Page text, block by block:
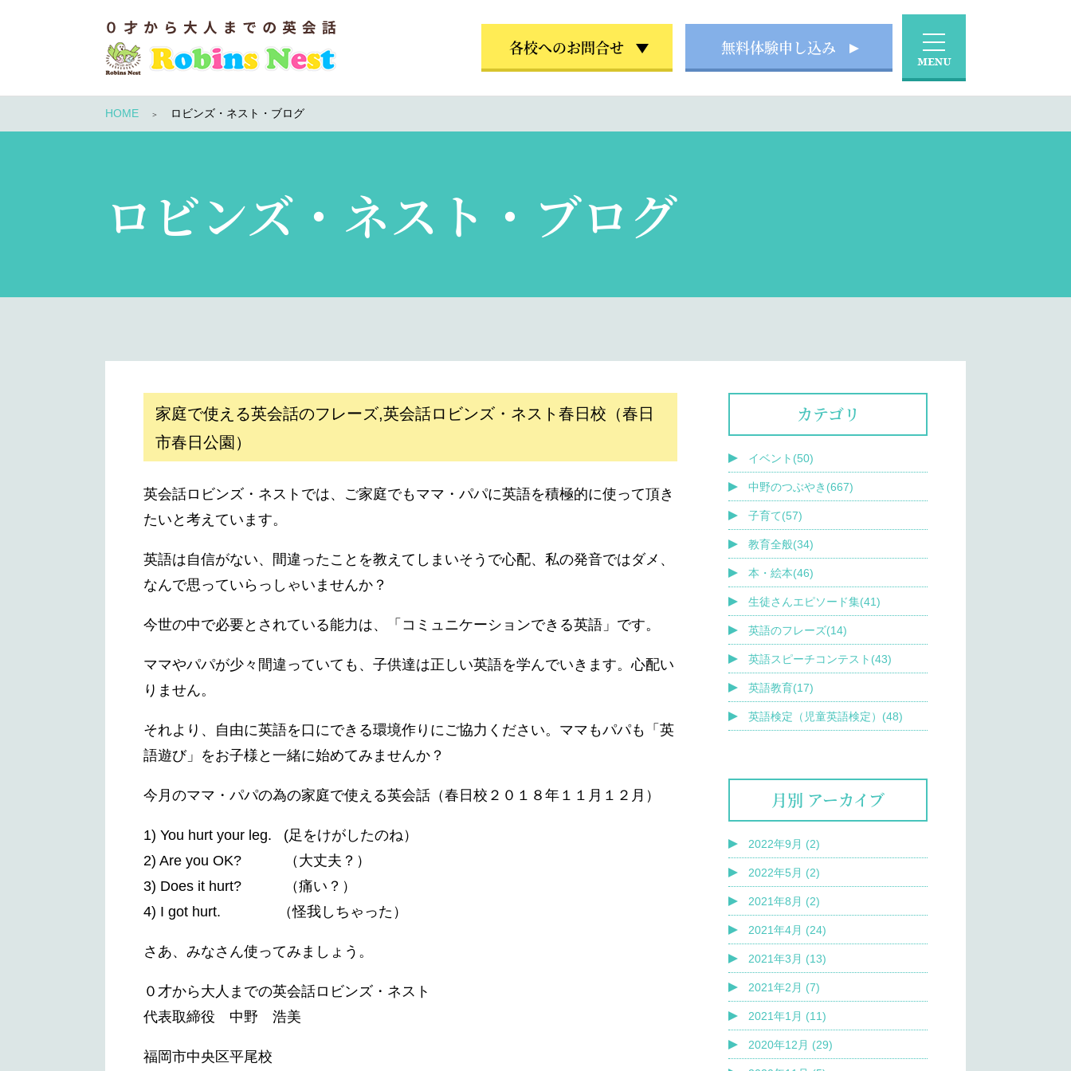
各校へのお問合せ 無料体験申し込み
HOME ロビンズ・ネスト・ブログ
ロビンズ・ネスト・ブログ
家庭で使える英会話のフレーズ,英会話ロビンズ・ネスト春日校（春日
市春日公園）
英会話ロビンズ・ネストでは、ご家庭でもママ・パパに英語を積極的に使って頂き
たいと考えています。
英語は自信がない、間違ったことを教えてしまいそうで心配、私の発音ではダメ、
なんで思っていらっしゃいませんか？
今世の中で必要とされている能力は、「コミュニケーションできる英語」です。
ママやパパが少々間違っていても、子供達は正しい英語を学んでいきます。心配い
りません。
それより、自由に英語を口にできる環境作りにご協力ください。ママもパパも「英
語遊び」をお子様と一緒に始めてみませんか？
今月のママ・パパの為の家庭で使える英会話（春日校２０１８年１１月１２月）
1) You hurt your leg. (足をけがしたのね）
2) Are you OK? （大丈夫？）
3) Does it hurt? （痛い？）
4) I got hurt. （怪我しちゃった）
さあ、みなさん使ってみましょう。
０才から大人までの英会話ロビンズ・ネスト
代表取締役 中野 浩美
福岡市中央区平尾校
カテゴリ
イベント(50)
中野のつぶやき(667)
子育て(57)
教育全般(34)
本・絵本(46)
生徒さんエピソード集(41)
英語のフレーズ(14)
英語スピーチコンテスト(43)
英語教育(17)
英語検定（児童英語検定）(48)
月別 アーカイブ
2022年9月 (2)
2022年5月 (2)
2021年8月 (2)
2021年4月 (24)
2021年3月 (13)
2021年2月 (7)
2021年1月 (11)
2020年12月 (29)